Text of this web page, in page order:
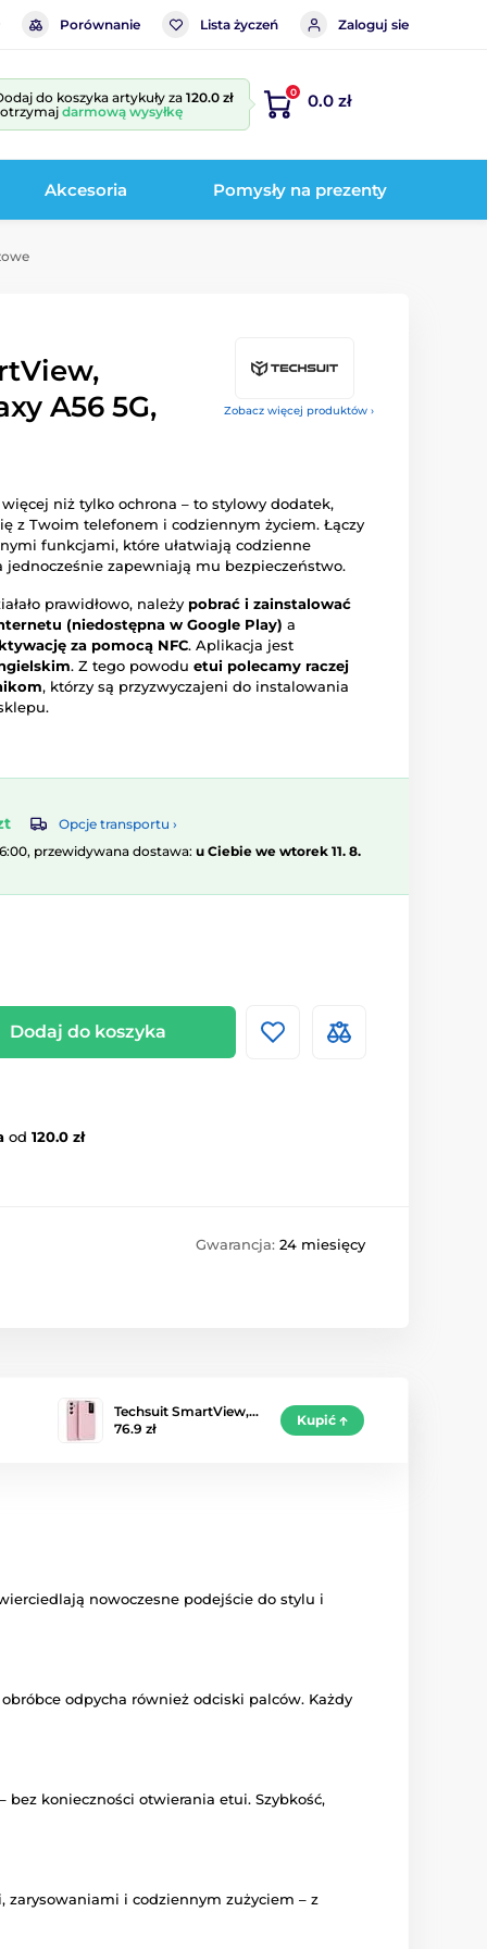
Porównanie Lista życzeń Zaloguj sie
do koszyka artykuły za120.0 zł
darmową wysyłkę
0 0.0 zł
Akcesoria Pomysły na prezenty
Zobacz więcej produktów ›
A56 5G,
niż tylko ochrona – to stylowy dodatek,
z Twoim telefonem i codziennym życiem. Łączy
funkcjami, które ułatwiają codzienne
jednocześnie zapewniają mu bezpieczeństwo.
prawidłowo, należy pobrać i zainstalować
(niedostępna w Google Play) a
za pomocą NFC. Aplikacja jest
. Z tego powodu etui polecamy raczej
, którzy są przyzwyczajeni do instalowania
Opcje transportu ›
przewidywana dostawa: u Ciebie we wtorek 11. 8.
Dodaj do koszyka
od 120.0 zł
Gwarancja: 24 miesięcy
Techsuit SmartView,…
76.9 zł
Kupić
nowoczesne podejście do stylu i
odpycha również odciski palców. Każdy
konieczności otwierania etui. Szybkość,
i codziennym zużyciem – z